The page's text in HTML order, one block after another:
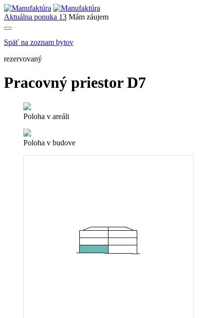
Aktuálna ponuka 13 Mám záujem
Späť na zoznam bytov
rezervovaný
Pracovný priestor D7
Poloha v areáli
Poloha v budove